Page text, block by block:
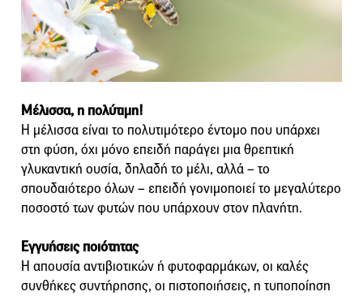
Μέλισσα, η πολύτιμη!
Η μέλισσα είναι το πολυτιμότερο έντομο που υπάρχει
στη φύση, όχι μόνο επειδή παράγει μια θρεπτική
γλυκαντική ουσία, δηλαδή το μέλι, αλλά – το
σπουδαιότερο όλων – επειδή γονιμοποιεί το μεγαλύτερο
ποσοστό των φυτών που υπάρχουν στον πλανήτη.
Εγγυήσεις ποιότητας
Η απουσία αντιβιοτικών ή φυτοφαρμάκων, οι καλές
συνθήκες συντήρησης, οι πιστοποιήσεις, η τυποποίηση